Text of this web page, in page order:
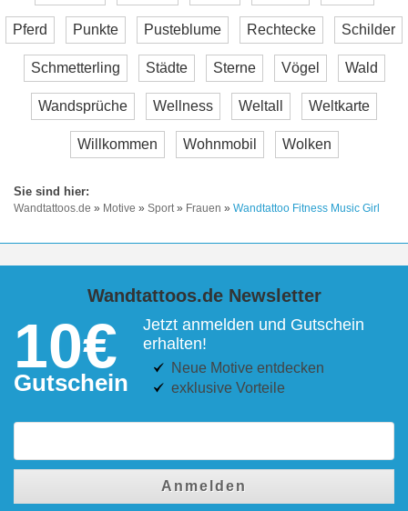
Pferd Punkte Pusteblume Rechtecke Schilder
Schmetterling Städte Sterne Vögel Wald
Wandsprüche Wellness Weltall Weltkarte
Willkommen Wohnmobil Wolken
Wandtattoos.de » Motive » Sport » Frauen » Wandtattoo Fitness Music Girl
Wandtattoos.de Newsletter
10€
Gutschein
Jetzt anmelden und Gutschein
erhalten!
Neue Motive entdecken
exklusive Vorteile
Anmelden